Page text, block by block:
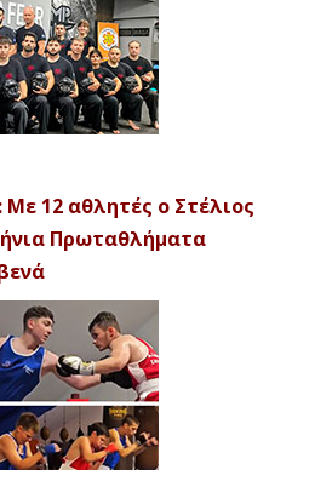
12 αθλητές ο Στέλιος
Πρωταθλήματα